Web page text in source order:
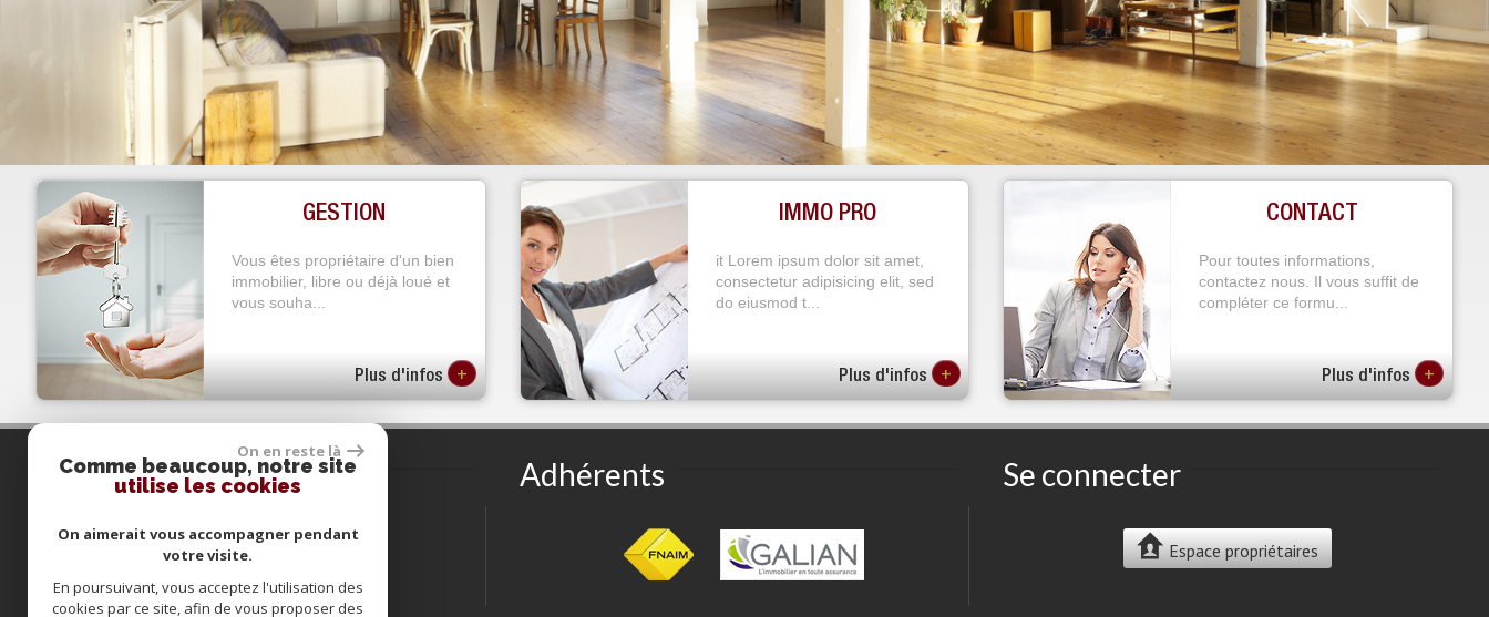
GESTION
Vous êtes propriétaire d'un bien
immobilier, libre ou déjà loué et
vous souha...
Plus d'infos +
IMMO PRO
it Lorem ipsum dolor sit amet,
consectetur adipisicing elit, sed
do eiusmod t...
Plus d'infos +
CONTACT
Pour toutes informations,
contactez nous. Il vous suffit de
compléter ce formu...
Plus d'infos +
Contactez-nous
E-mail : atrium.immobilier@orange.fr
Adhérents Se connecter
Espace propriétaires
On en reste là
Comme beaucoup, notre site
utilise les cookies
On aimerait vous accompagner pendant
votre visite.
En poursuivant, vous acceptez l'utilisation des
cookies par ce site, afin de vous proposer des